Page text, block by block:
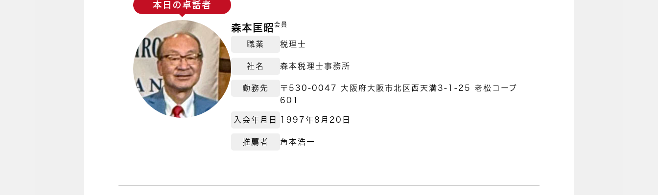
本日の卓話者
森本匡昭会員
職業 税理士
社名 森本税理士事務所
勤務先
〒530-0047 大阪府大阪市北区西天満3-1-25 老松コープ
601
入会年月日 1997年8月20日
推薦者 角本浩一